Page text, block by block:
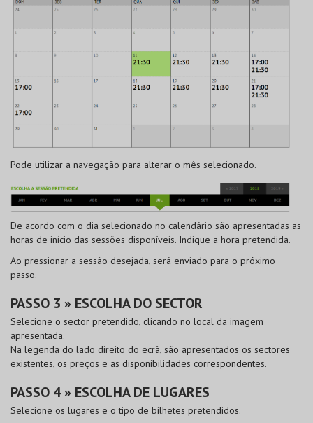
Pode utilizar a navegação para alterar o mês selecionado.
De acordo com o dia selecionado no calendário são apresentadas as
horas de início das sessões disponíveis. Indique a hora pretendida.
Ao pressionar a sessão desejada, será enviado para o próximo
passo.
PASSO 3 » ESCOLHA DO SECTOR
Selecione o sector pretendido, clicando no local da imagem
apresentada.
Na legenda do lado direito do ecrã, são apresentados os sectores
existentes, os preços e as disponibilidades correspondentes.
PASSO 4 » ESCOLHA DE LUGARES
Selecione os lugares e o tipo de bilhetes pretendidos.